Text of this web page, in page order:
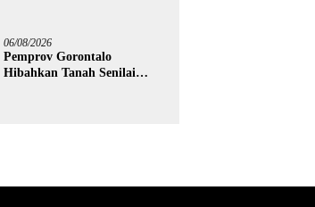
Petani Boalemo
06/08/2026
Pemprov Gorontalo
Hibahkan Tanah Senilai